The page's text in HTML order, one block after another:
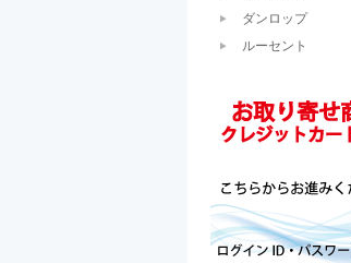
ダンロップ
ルーセント